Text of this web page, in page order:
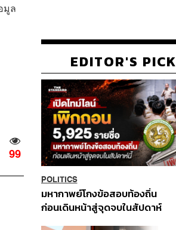
มูล
99
EDITOR'S PICK
POLITICS
มหากาพย์โกงข้อสอบท้องถิ่น
ก่อนเดินหน้าสู่จุดจบในสัปดาห์